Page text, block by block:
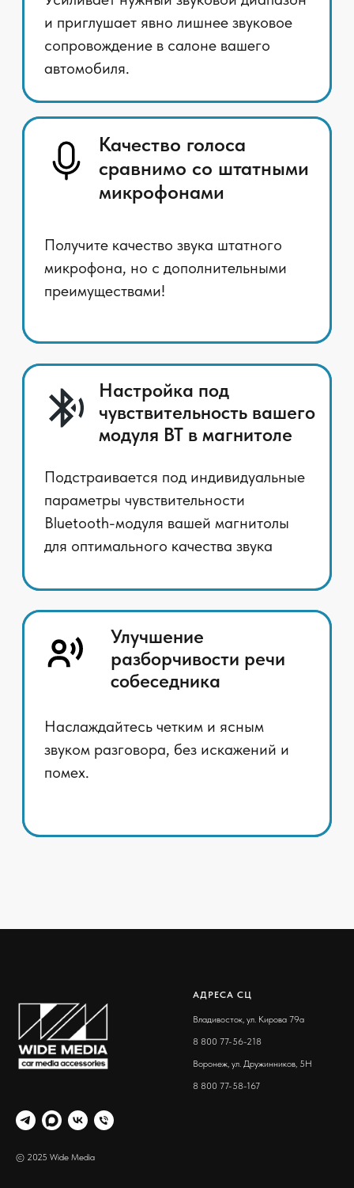
Подстраивается под индивидуальные
Bluetooth-модуля вашей магнитолы
для оптимального качества звука
Наслаждайтесь четким и ясным
звуком разговора, без искажений и
Настройка под
чувствительность вашего
модуля BT в магнитоле
разборчивости речи
© 2025 Wide Media
АДРЕСА СЦ
Владивосток, ул. Кирова 79а
8 800 77-56-218
Воронеж, ул. Дружинников, 5Н
8 800 77-58-167